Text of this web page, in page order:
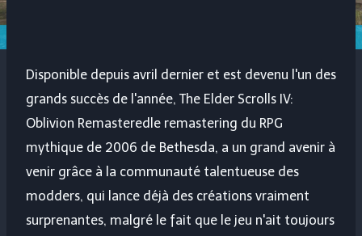
Disponible depuis avril dernier et est devenu l'un des
grands succès de l'année, The Elder Scrolls IV:
Oblivion Remastered le remastering du RPG
mythique de 2006 de Bethesda, a un grand avenir à
venir grâce à la communauté talentueuse des
modders, qui lance déjà des créations vraiment
surprenantes, malgré le fait que le jeu n'ait toujours